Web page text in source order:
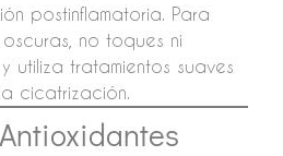
postinflamatoria. Para
no toques ni
utiliza tratamientos suaves
cicatrización.